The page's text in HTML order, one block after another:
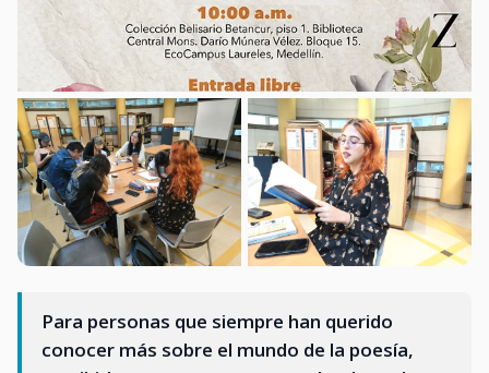
Para personas que siempre han querido
conocer más sobre el mundo de la poesía,